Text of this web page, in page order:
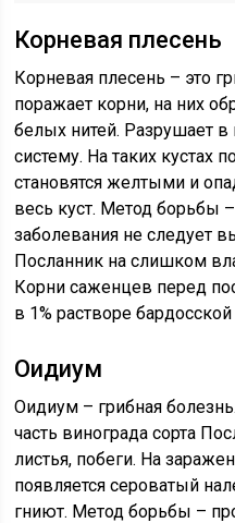
Корневая плесень
Корневая плесень – это
поражает корни, на них
белых нитей. Разрушает
систему. На таких кустах
становятся желтыми и
весь куст. Метод борьбы
заболевания не следует
Посланник на слишком
Корни саженцев перед
в 1% растворе
Оидиум
Оидиум – грибная
часть винограда сорта
листья, побеги. На
появляется сероватый
гниют. Метод борьбы –